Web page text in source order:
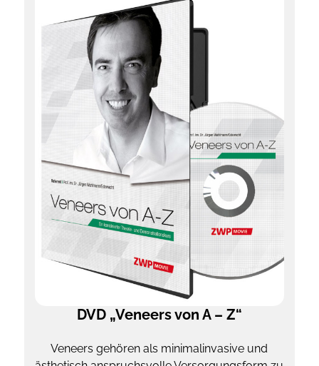
DVD „Veneers von A – Z“
Veneers gehören als minimalinvasive und